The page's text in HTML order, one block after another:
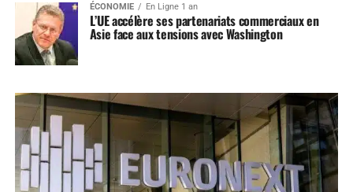
ÉCONOMIE En Ligne 1 an
L’UE accélère ses partenariats commerciaux en
Asie face aux tensions avec Washington